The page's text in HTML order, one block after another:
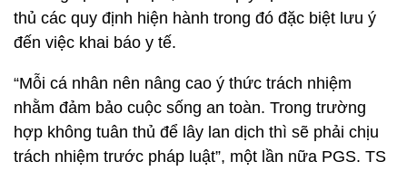
thủ các quy định hiện hành trong đó đặc biệt lưu ý
đến việc khai báo y tế.
“Mỗi cá nhân nên nâng cao ý thức trách nhiệm
nhằm đảm bảo cuộc sống an toàn. Trong trường
hợp không tuân thủ để lây lan dịch thì sẽ phải chịu
trách nhiệm trước pháp luật”, một lần nữa PGS. TS